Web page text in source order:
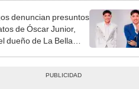
denuncian presuntos
de Óscar Junior,
dueño de La Bella